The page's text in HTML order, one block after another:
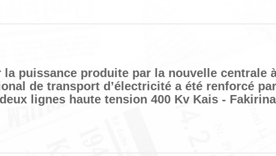
la puissance produite par la nouvelle centrale
de transport d’électricité a été renforcé
lignes haute tension 400 Kv Kais -